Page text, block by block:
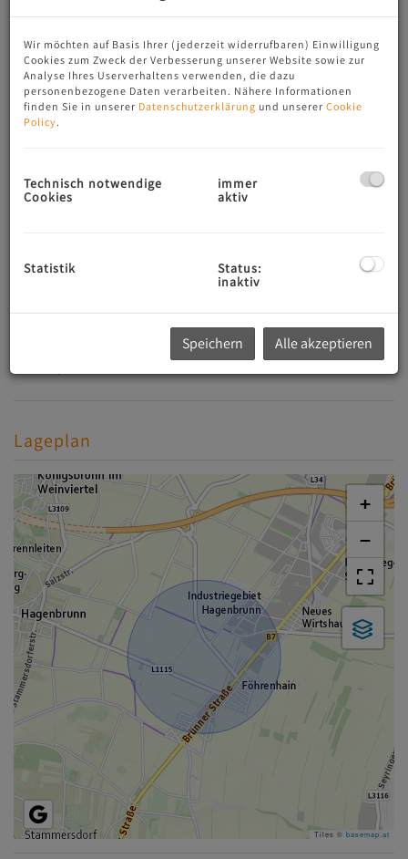
Erstbezug eines exklusiven Doppelhauses.
Näheres folgt in Kürze...
*** Finden Sie ab sofort unsere Immobilien auch auf der
Lageplan
+
−
Tiles © basemap.at
Wir möchten auf Basis Ihrer (jederzeit widerrufbaren) Einwilligung
Cookies zum Zweck der Verbesserung unserer Website sowie zur
Analyse Ihres Userverhaltens verwenden, die dazu
personenbezogene Daten verarbeiten. Nähere Informationen
finden Sie in unserer Datenschutzerklärung und unserer Cookie
Policy.
Technisch notwendige
Cookies
immer
aktiv
Statistik
Status:
inaktiv
Speichern Alle akzeptieren